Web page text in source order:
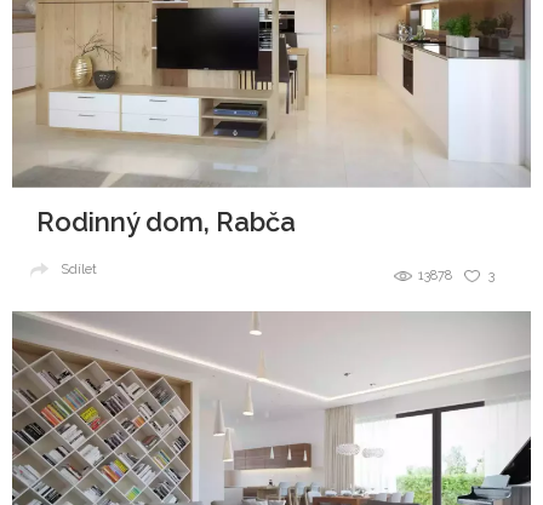
Rodinný dom, Rabča
3
13878
Sdílet